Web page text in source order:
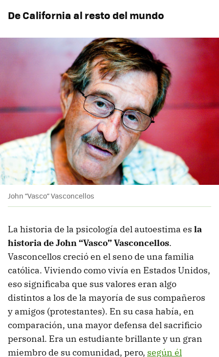
De California al resto del mundo
John “Vasco” Vasconcellos
La historia de la psicología del autoestima es la
historia de John “Vasco” Vasconcellos.
Vasconcellos creció en el seno de una familia
católica. Viviendo como vivía en Estados Unidos,
eso significaba que sus valores eran algo
distintos a los de la mayoría de sus compañeros
y amigos (protestantes). En su casa había, en
comparación, una mayor defensa del sacrificio
personal. Era un estudiante brillante y un gran
miembro de su comunidad, pero, según él